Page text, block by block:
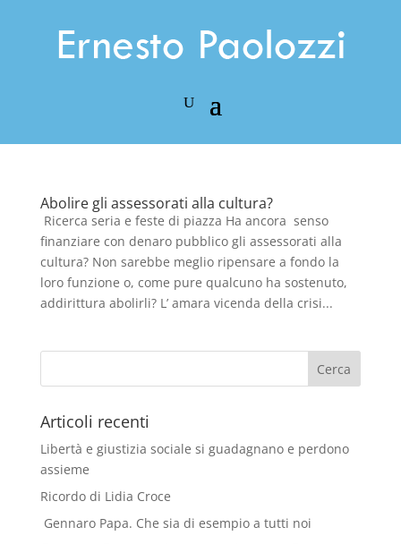
Abolire gli assessorati alla cultura?
Ricerca seria e feste di piazza Ha ancora senso
finanziare con denaro pubblico gli assessorati alla
cultura? Non sarebbe meglio ripensare a fondo la
loro funzione o, come pure qualcuno ha sostenuto,
addirittura abolirli? L’ amara vicenda della crisi...
Articoli recenti
Libertà e giustizia sociale si guadagnano e perdono
assieme
Ricordo di Lidia Croce
Gennaro Papa. Che sia di esempio a tutti noi